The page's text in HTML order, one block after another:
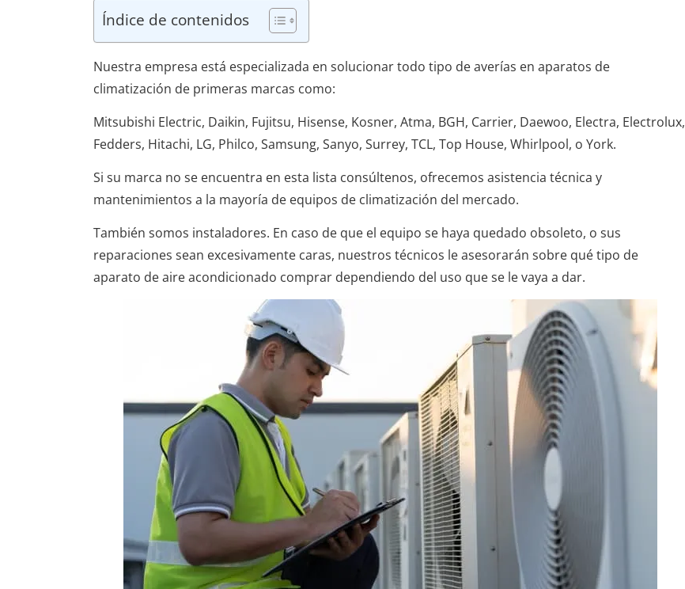
Índice de contenidos
Nuestra empresa está especializada en solucionar todo tipo de averías en aparatos de
climatización de primeras marcas como:
Mitsubishi Electric, Daikin, Fujitsu, Hisense, Kosner, Atma, BGH, Carrier, Daewoo, Electra, Electrolux,
Fedders, Hitachi, LG, Philco, Samsung, Sanyo, Surrey, TCL, Top House, Whirlpool, o York.
Si su marca no se encuentra en esta lista consúltenos, ofrecemos asistencia técnica y
mantenimientos a la mayoría de equipos de climatización del mercado.
También somos instaladores. En caso de que el equipo se haya quedado obsoleto, o sus
reparaciones sean excesivamente caras, nuestros técnicos le asesorarán sobre qué tipo de
aparato de aire acondicionado comprar dependiendo del uso que se le vaya a dar.